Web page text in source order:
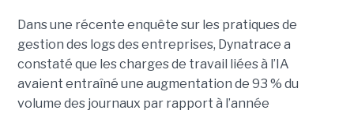
Dans une récente enquête sur les pratiques de
gestion des logs des entreprises, Dynatrace a
constaté que les charges de travail liées à l’IA
avaient entraîné une augmentation de 93 % du
volume des journaux par rapport à l’année